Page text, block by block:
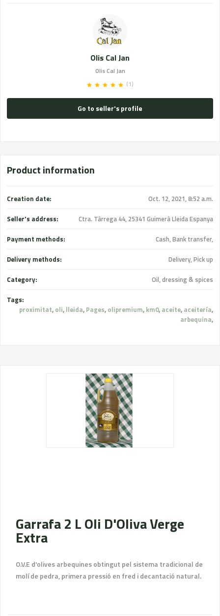
Olis Cal Jan
Olis Cal Jan
(1)
Go to seller's profile
Product information
Creation date: Oct. 12, 2021, 8:52 a.m.
Seller's address: Ctra. Tàrrega 44, 25341 Guimerà Lleida Espanya
Payment methods: Cash, Bank transfer,
Delivery methods: Delivery, Pick up
Category: Oil, dressing & spices
Tags:
proximitat, oli, lleida, Pages, olipremium, km0, aceite, aceitería,
arbequina,
Garrafa 2 L Oli D'Oliva Verge
Extra
O.V.E d'olives arbequines obtingut pel sistema tradicional de
molí de pedra, primera pressió en fred i decantació natural.